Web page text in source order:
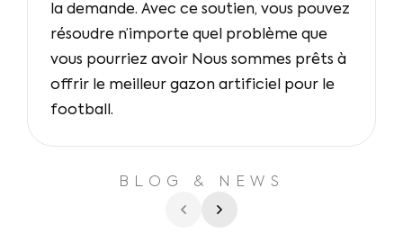
la demande. Avec ce soutien, vous pouvez
résoudre n’importe quel problème que
vous pourriez avoir Nous sommes prêts à
offrir le meilleur gazon artificiel pour le
football.
BLOG & NEWS